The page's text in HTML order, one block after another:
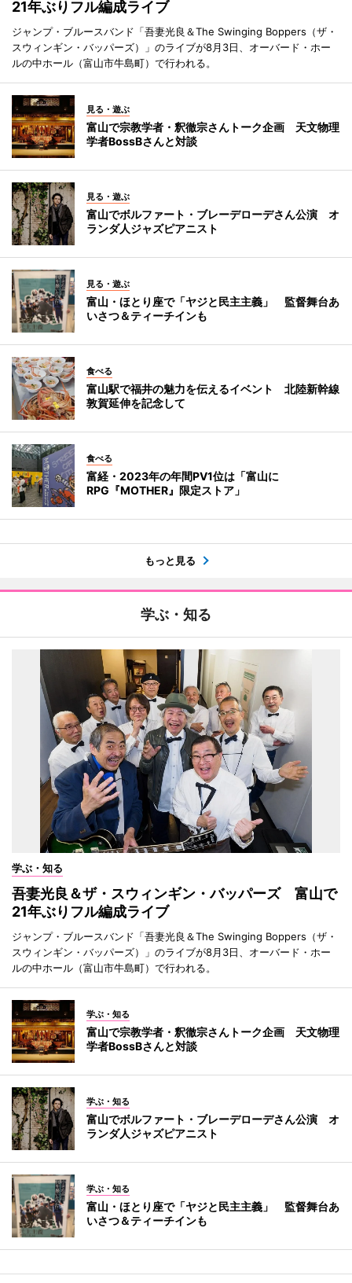
21年ぶりフル編成ライブ
ジャンプ・ブルースバンド「吾妻光良＆The Swinging Boppers（ザ・
スウィンギン・バッパーズ）」のライブが8月3日、オーバード・ホー
ルの中ホール（富山市牛島町）で行われる。
見る・遊ぶ
富山で宗教学者・釈徹宗さんトーク企画 天文物理
学者BossBさんと対談
見る・遊ぶ
富山でボルファート・ブレーデローデさん公演 オ
ランダ人ジャズピアニスト
見る・遊ぶ
富山・ほとり座で「ヤジと民主主義」 監督舞台あ
いさつ＆ティーチインも
食べる
富山駅で福井の魅力を伝えるイベント 北陸新幹線
敦賀延伸を記念して
食べる
富経・2023年の年間PV1位は「富山に
RPG『MOTHER』限定ストア」
もっと見る
学ぶ・知る
学ぶ・知る
吾妻光良＆ザ・スウィンギン・バッパーズ 富山で
21年ぶりフル編成ライブ
ジャンプ・ブルースバンド「吾妻光良＆The Swinging Boppers（ザ・
スウィンギン・バッパーズ）」のライブが8月3日、オーバード・ホー
ルの中ホール（富山市牛島町）で行われる。
学ぶ・知る
富山で宗教学者・釈徹宗さんトーク企画 天文物理
学者BossBさんと対談
学ぶ・知る
富山でボルファート・ブレーデローデさん公演 オ
ランダ人ジャズピアニスト
学ぶ・知る
富山・ほとり座で「ヤジと民主主義」 監督舞台あ
いさつ＆ティーチインも